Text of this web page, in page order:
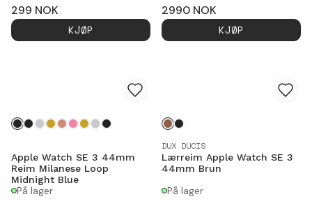
299 NOK
KJØP
2990 NOK
KJØP
Apple Watch SE 3 44mm
Reim Milanese Loop
Midnight Blue
På lager
DUX DUCIS
Lærreim Apple Watch SE 3
44mm Brun
På lager